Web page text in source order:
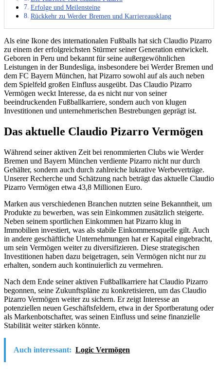
Erfolge und Meilensteine
Rückkehr zu Werder Bremen und Karriereausklang
Als eine Ikone des internationalen Fußballs hat sich Claudio Pizarro
zu einem der erfolgreichsten Stürmer seiner Generation entwickelt.
Geboren in Peru und bekannt für seine außergewöhnlichen
Leistungen in der Bundesliga, insbesondere bei Werder Bremen und
dem FC Bayern München, hat Pizarro sowohl auf als auch neben
dem Spielfeld großen Einfluss ausgeübt. Das Claudio Pizarro
Vermögen weckt Interesse, da es nicht nur von seiner
beeindruckenden Fußballkarriere, sondern auch von klugen
Investitionen und unternehmerischen Bestrebungen geprägt ist.
Das aktuelle Claudio Pizarro Vermögen
Während seiner aktiven Zeit bei renommierten Clubs wie Werder
Bremen und Bayern München verdiente Pizarro nicht nur durch
Gehälter, sondern auch durch zahlreiche lukrative Werbeverträge.
Unserer Recherche und Schätzung nach beträgt das aktuelle Claudio
Pizarro Vermögen etwa 43,8 Millionen Euro.
Marken aus verschiedenen Branchen nutzten seine Bekanntheit, um
Produkte zu bewerben, was sein Einkommen zusätzlich steigerte.
Neben seinem sportlichen Einkommen hat Pizarro klug in
Immobilien investiert, was als stabile Einkommensquelle gilt. Auch
in andere geschäftliche Unternehmungen hat er Kapital eingebracht,
um sein Vermögen weiter zu diversifizieren. Diese strategischen
Investitionen haben dazu beigetragen, sein Vermögen nicht nur zu
erhalten, sondern auch kontinuierlich zu vermehren.
Nach dem Ende seiner aktiven Fußballkarriere hat Claudio Pizarro
begonnen, seine Zukunftspläne zu konkretisieren, um das Claudio
Pizarro Vermögen weiter zu sichern. Er zeigt Interesse an
potenziellen neuen Geschäftsfeldern, etwa in der Sportberatung oder
als Markenbotschafter, was seinen Einfluss und seine finanzielle
Stabilität weiter stärken könnte.
Auch interessant: Logic Vermögen